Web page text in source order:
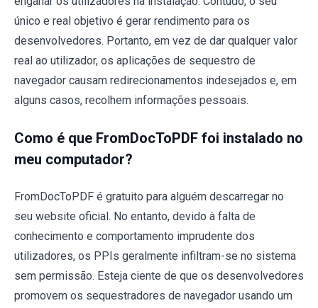
único e real objetivo é gerar rendimento para os
desenvolvedores. Portanto, em vez de dar qualquer valor
real ao utilizador, os aplicações de sequestro de
navegador causam redirecionamentos indesejados e, em
alguns casos, recolhem informações pessoais.
Como é que FromDocToPDF foi instalado no
meu computador?
FromDocToPDF é gratuito para alguém descarregar no
seu website oficial. No entanto, devido à falta de
conhecimento e comportamento imprudente dos
utilizadores, os PPIs geralmente infiltram-se no sistema
sem permissão. Esteja ciente de que os desenvolvedores
promovem os sequestradores de navegador usando um